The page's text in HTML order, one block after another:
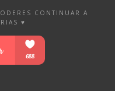
CONTINUAR A
♥